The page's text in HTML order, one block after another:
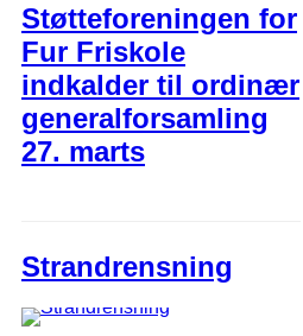
Støtteforeningen for
Fur Friskole
indkalder til ordinær
generalforsamling
27. marts
Strandrensning